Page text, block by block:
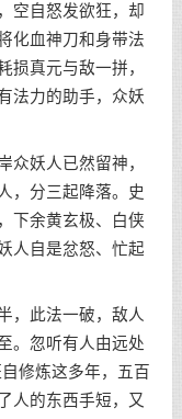
自怒发欲狂，却
化血神刀和身带法
损真元与敌一拼，
法力的助手，众妖
妖人已然留神，
，分三起降落。史
下余黄玄极、白侠
人自是忿怒、忙起
此法一破，敌人
。忽听有人由远处
修炼这多年，五百
人的东西手短，又